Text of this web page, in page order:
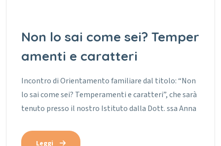
Non lo sai come sei? Temper
amenti e caratteri
Incontro di Orientamento familiare dal titolo: “Non
lo sai come sei? Temperamenti e caratteri”, che sarà
tenuto presso il nostro Istituto dalla Dott. ssa Anna
Leggi